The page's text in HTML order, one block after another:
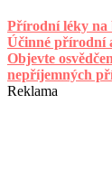
Přírodní léky na
Účinné přírodní
Objevte
nepříjemných
Reklama